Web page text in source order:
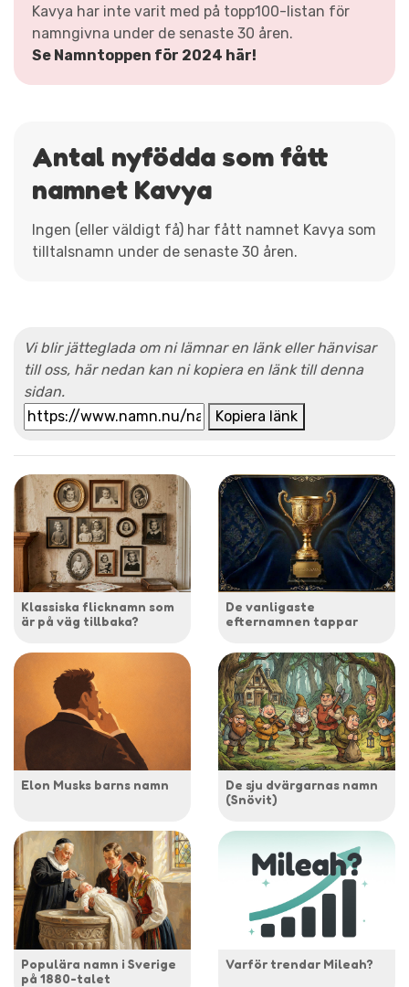
Kavya har inte varit med på topp100-listan för
namngivna under de senaste 30 åren.
Se Namntoppen för 2024 här!
Antal nyfödda som fått
namnet Kavya
Ingen (eller väldigt få) har fått namnet Kavya som
tilltalsnamn under de senaste 30 åren.
Vi blir jätteglada om ni lämnar en länk eller hänvisar
till oss, här nedan kan ni kopiera en länk till denna
sidan.
Kopiera länk
Klassiska flicknamn som
är på väg tillbaka?
De vanligaste
efternamnen tappar
Elon Musks barns namn
De sju dvärgarnas namn
(Snövit)
Populära namn i Sverige
på 1880-talet
Varför trendar Mileah?